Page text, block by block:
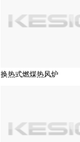
换热式燃煤热风炉